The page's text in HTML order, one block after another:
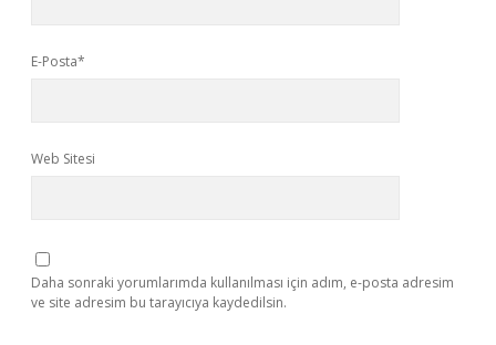
E-Posta*
Web Sitesi
Daha sonraki yorumlarımda kullanılması için adım, e-posta adresim
ve site adresim bu tarayıcıya kaydedilsin.